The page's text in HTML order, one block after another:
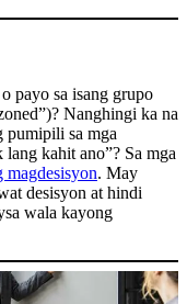
payo sa isang grupo
Nanghingi ka na
pumipili sa mga
kahit ano”? Sa mga
magdesisyon. May
desisyon at hindi
wala kayong